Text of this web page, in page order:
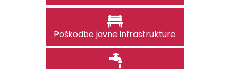
Poškodbe javne infrastrukture